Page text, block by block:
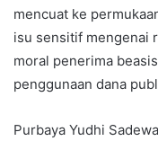
mencuat ke
isu sensitif mengenai
moral penerima
penggunaan dana
Purbaya Yudhi